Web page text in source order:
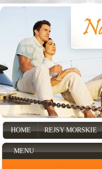
HOME REJSY MORSKIE
MENU